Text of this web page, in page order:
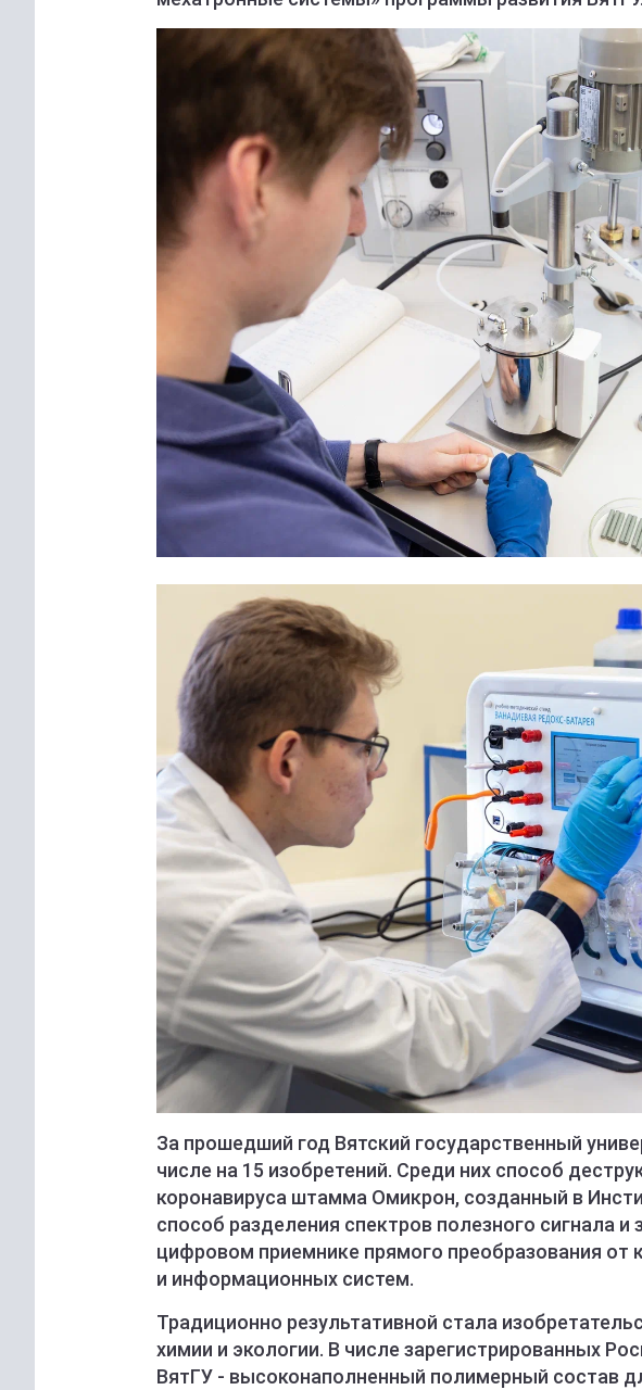
За прошедший год Вятский государственный
числе на 15 изобретений. Среди них способ
коронавируса штамма Омикрон, созданный в
способ разделения спектров полезного сигнала
цифровом приемнике прямого преобразования от
и информационных систем.
Традиционно результативной стала
химии и экологии. В числе зарегистрированных
ВятГУ - высоконаполненный полимерный состав